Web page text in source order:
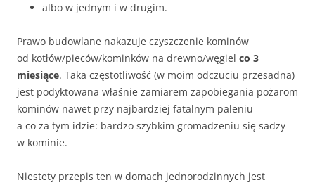
albo w jednym i w drugim.
Prawo budowlane nakazuje czyszczenie kominów
od kotłów/pieców/kominków na drewno/węgiel co 3
miesiące. Taka częstotliwość (w moim odczuciu przesadna)
jest podyktowana właśnie zamiarem zapobiegania pożarom
kominów nawet przy najbardziej fatalnym paleniu
a co za tym idzie: bardzo szybkim gromadzeniu się sadzy
w kominie.
Niestety przepis ten w domach jednorodzinnych jest